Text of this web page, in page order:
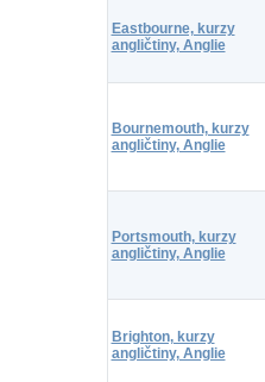
Eastbourne, kurzy
angličtiny, Anglie
Bournemouth, kurzy
angličtiny, Anglie
Portsmouth, kurzy
angličtiny, Anglie
Brighton, kurzy
angličtiny, Anglie